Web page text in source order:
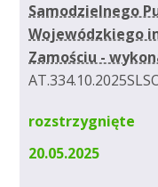
Samodzielnego
Wojewódzkiego
Zamościu -
rozstrzygnięte
20.05.2025